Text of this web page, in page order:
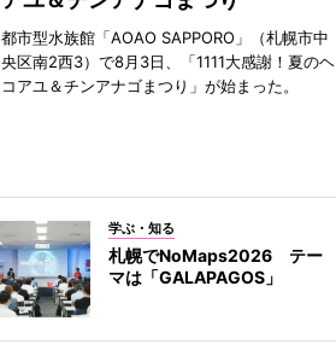
都市型水族館「AOAO SAPPORO」（札幌市中
央区南2西3）で8月3日、「1111大感謝！夏のヘ
コアユ＆チンアナゴまつり」が始まった。
学ぶ・知る
札幌でNoMaps2026 テー
マは「GALAPAGOS」